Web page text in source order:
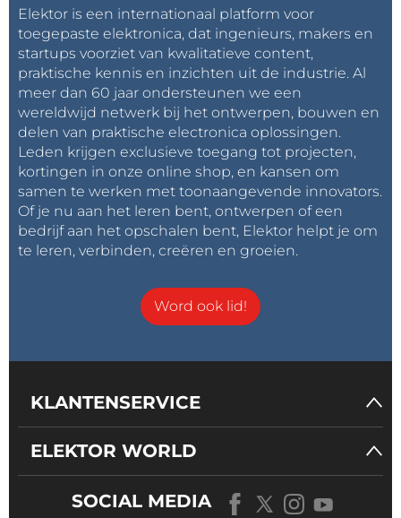
Elektor is een internationaal platform voor
toegepaste elektronica, dat ingenieurs, makers en
startups voorziet van kwalitatieve content,
praktische kennis en inzichten uit de industrie. Al
meer dan 60 jaar ondersteunen we een
wereldwijd netwerk bij het ontwerpen, bouwen en
delen van praktische electronica oplossingen.
Leden krijgen exclusieve toegang tot projecten,
kortingen in onze online shop, en kansen om
samen te werken met toonaangevende innovators.
Of je nu aan het leren bent, ontwerpen of een
bedrijf aan het opschalen bent, Elektor helpt je om
te leren, verbinden, creëren en groeien.
Word ook lid!
KLANTENSERVICE
ELEKTOR WORLD
SOCIAL MEDIA